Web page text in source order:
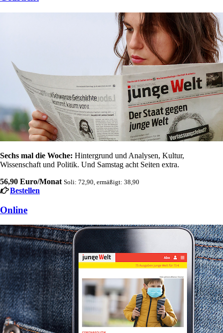
Sechs mal die Woche: Hintergrund und Analysen, Kultur,
Wissenschaft und Politik. Und Samstag acht Seiten extra.
56,90 Euro/Monat Soli: 72,90, ermäßigt: 38,90
Bestellen
Online